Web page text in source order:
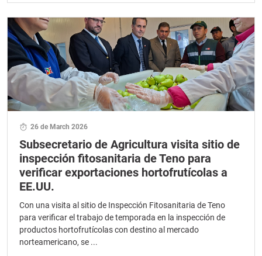
26 de March 2026
Subsecretario de Agricultura visita sitio de
inspección fitosanitaria de Teno para
verificar exportaciones hortofrutícolas a
EE.UU.
Con una visita al sitio de Inspección Fitosanitaria de Teno
para verificar el trabajo de temporada en la inspección de
productos hortofrutícolas con destino al mercado
norteamericano, se ...